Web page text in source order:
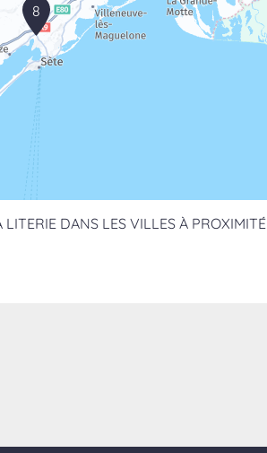
8
DANS LES VILLES À PROXIMITÉ